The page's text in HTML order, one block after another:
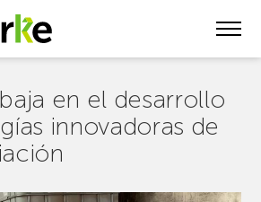
en el desarrollo
innovadoras de